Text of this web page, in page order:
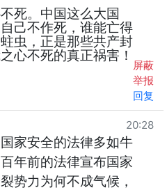
死。中国这么大国
己不作死，谁能亡得
虫，正是那些共产封
心不死的真正祸害！
屏蔽
举报
回复
20:28
家安全的法律多如牛
年前的法律宣布国家
势力为何不成气候，